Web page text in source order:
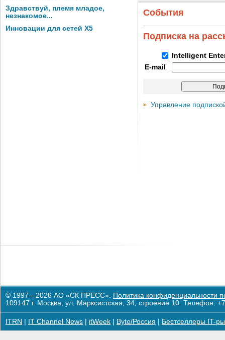
Здравствуй, племя младое,
незнакомое...
Инновации для сетей X5
События
Подписка на
Intelligent
E-mail
Управление
© 1997—2026 АО «СК ПРЕСС». Политика конфиденциальности
109147 г. Москва, ул. Марксистская, 34, строение 10. Телефон:
ITRN IT Channel News itWeek Byte/Россия Бестселлеры IT-